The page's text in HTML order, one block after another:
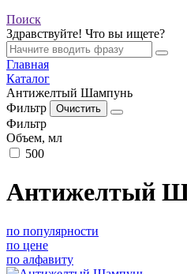
Поиск
Здравствуйте! Что вы ищете?
Главная
Каталог
Антижелтый Шампунь
Фильтр
Фильтр
Объем, мл
500
Антижелтый
по популярности
по цене
по алфавиту